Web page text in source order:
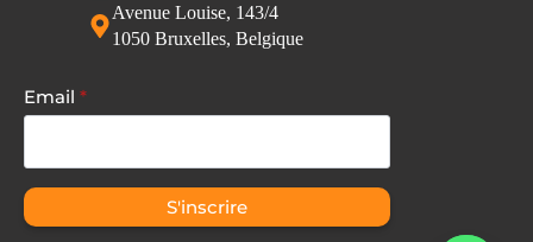
Avenue Louise, 143/4
1050 Bruxelles, Belgique
Email *
S'inscrire